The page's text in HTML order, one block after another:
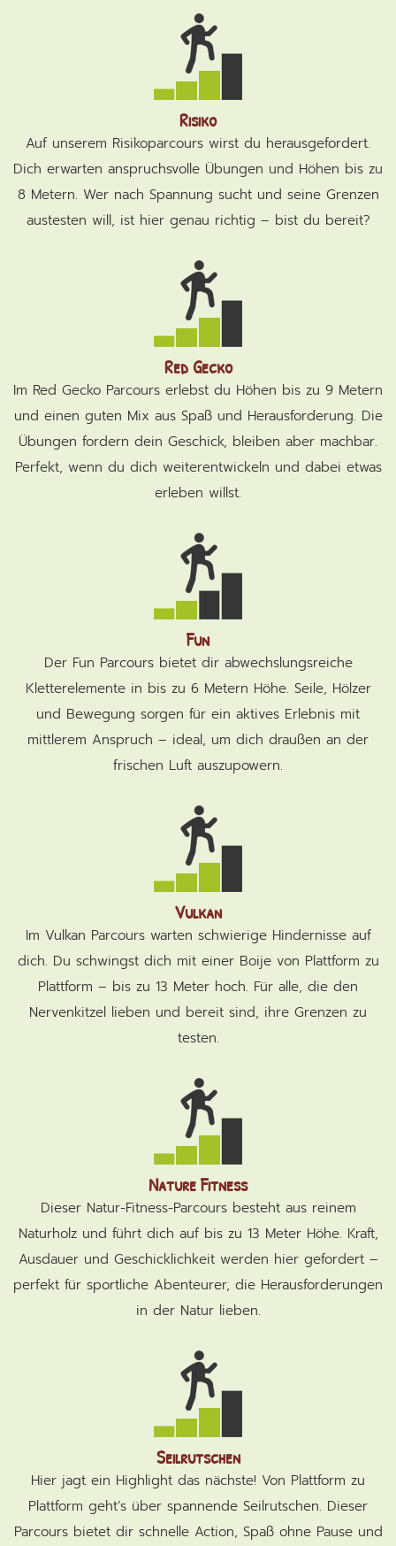
Risiko
Auf unserem Risikoparcours wirst du herausgefordert.
Dich erwarten anspruchsvolle Übungen und Höhen bis zu
8 Metern. Wer nach Spannung sucht und seine Grenzen
austesten will, ist hier genau richtig – bist du bereit?
Red Gecko
Im Red Gecko Parcours erlebst du Höhen bis zu 9 Metern
und einen guten Mix aus Spaß und Herausforderung. Die
Übungen fordern dein Geschick, bleiben aber machbar.
Perfekt, wenn du dich weiterentwickeln und dabei etwas
erleben willst.
Fun
Der Fun Parcours bietet dir abwechslungsreiche
Kletterelemente in bis zu 6 Metern Höhe. Seile, Hölzer
und Bewegung sorgen für ein aktives Erlebnis mit
mittlerem Anspruch – ideal, um dich draußen an der
frischen Luft auszupowern.
Vulkan
Im Vulkan Parcours warten schwierige Hindernisse auf
dich. Du schwingst dich mit einer Boije von Plattform zu
Plattform – bis zu 13 Meter hoch. Für alle, die den
Nervenkitzel lieben und bereit sind, ihre Grenzen zu
testen.
Nature Fitness
Dieser Natur-Fitness-Parcours besteht aus reinem
Naturholz und führt dich auf bis zu 13 Meter Höhe. Kraft,
Ausdauer und Geschicklichkeit werden hier gefordert –
perfekt für sportliche Abenteurer, die Herausforderungen
in der Natur lieben.
Seilrutschen
Hier jagt ein Highlight das nächste! Von Plattform zu
Plattform geht’s über spannende Seilrutschen. Dieser
Parcours bietet dir schnelle Action, Spaß ohne Pause und